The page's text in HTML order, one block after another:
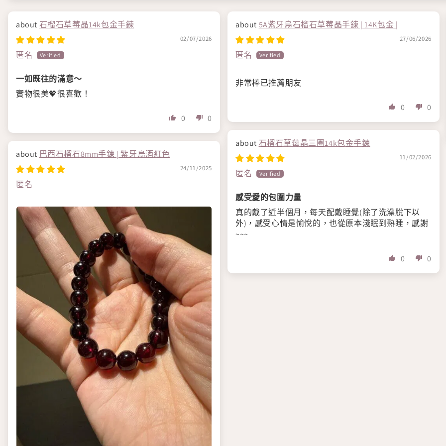
石榴石草莓晶14k包金手鍊
02/07/2026
匿名
一如既往的滿意～
實物很美💖很喜歡！
0 0
5A紫牙烏石榴石草莓晶手鍊 | 14K包金 |
27/06/2026
匿名
非常棒已推薦朋友
0 0
石榴石草莓晶三圈14k包金手鍊
11/02/2026
匿名
感受愛的包圍力量
真的戴了近半個月，每天配戴睡覺(除了洗澡脫下以
外)，感受心情是愉悅的，也從原本淺眠到熟睡，感謝
~~~
0 0
巴西石榴石8mm手鍊 | 紫牙烏酒紅色
24/11/2025
匿名